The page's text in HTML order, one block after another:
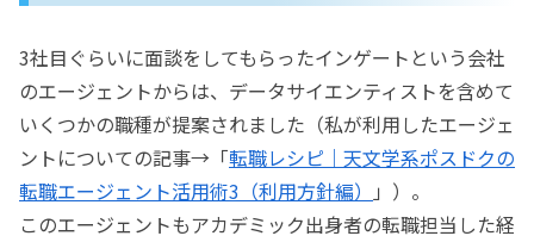
3社目ぐらいに面談をしてもらったインゲートという会社
のエージェントからは、データサイエンティストを含めて
いくつかの職種が提案されました（私が利用したエージェ
ントについての記事→「転職レシピ｜天文学系ポスドクの
転職エージェント活用術3（利用方針編）
」）。
このエージェントもアカデミック出身者の転職担当した経